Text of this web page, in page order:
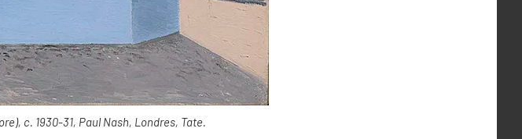
c. 1930-31, Paul Nash, Londres, Tate.